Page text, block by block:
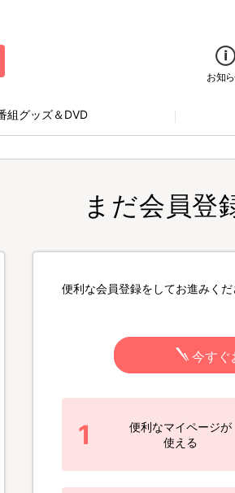
お知
組グッズ＆DVD
まだ会員登
便利な会員登録をしてお進みくだ
今すぐ
1
便利なマイページが
使える